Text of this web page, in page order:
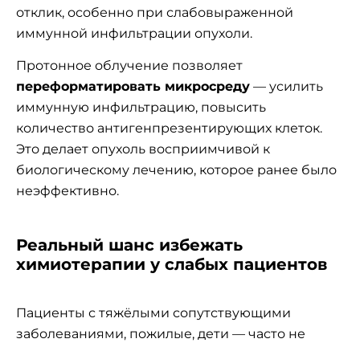
отклик, особенно при слабовыраженной
иммунной инфильтрации опухоли.
Протонное облучение позволяет
переформатировать микросреду — усилить
иммунную инфильтрацию, повысить
количество антигенпрезентирующих клеток.
Это делает опухоль восприимчивой к
биологическому лечению, которое ранее было
неэффективно.
Реальный шанс избежать
химиотерапии у слабых пациентов
Пациенты с тяжёлыми сопутствующими
заболеваниями, пожилые, дети — часто не